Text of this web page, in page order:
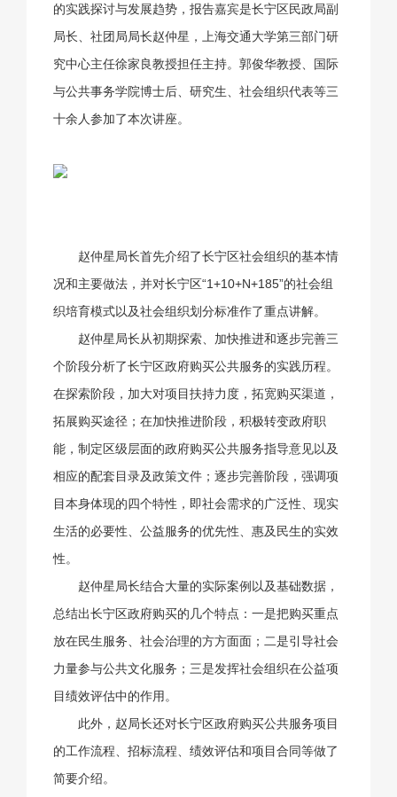
的实践探讨与发展趋势，报告嘉宾是长宁区民政局副
局长、社团局局长赵仲星，上海交通大学第三部门研
究中心主任徐家良教授担任主持。郭俊华教授、国际
与公共事务学院博士后、研究生、社会组织代表等三
十余人参加了本次讲座。
赵仲星局长首先介绍了长宁区社会组织的基本情
况和主要做法，并对长宁区“1+10+N+185”的社会组
织培育模式以及社会组织划分标准作了重点讲解。
赵仲星局长从初期探索、加快推进和逐步完善三
个阶段分析了长宁区政府购买公共服务的实践历程。
在探索阶段，加大对项目扶持力度，拓宽购买渠道，
拓展购买途径；在加快推进阶段，积极转变政府职
能，制定区级层面的政府购买公共服务指导意见以及
相应的配套目录及政策文件；逐步完善阶段，强调项
目本身体现的四个特性，即社会需求的广泛性、现实
生活的必要性、公益服务的优先性、惠及民生的实效
性。
赵仲星局长结合大量的实际案例以及基础数据，
总结出长宁区政府购买的几个特点：一是把购买重点
放在民生服务、社会治理的方方面面；二是引导社会
力量参与公共文化服务；三是发挥社会组织在公益项
目绩效评估中的作用。
此外，赵局长还对长宁区政府购买公共服务项目
的工作流程、招标流程、绩效评估和项目合同等做了
简要介绍。